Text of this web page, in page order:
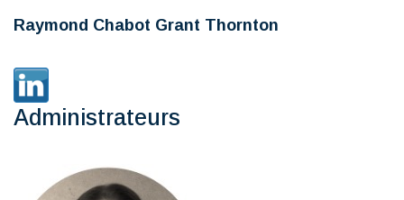
Raymond Chabot Grant Thornton
Administrateurs